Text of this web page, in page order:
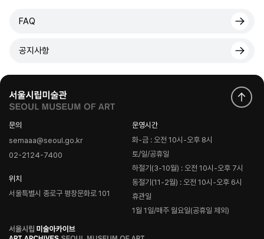
FAQ
공지사항
문의
semaaa@seoul.go.kr
02-2124-7400
위치
서울특별시 종로구 평창문화로 101
운영시간
화-금 : 오전 10시-오후 8시
토/일/공휴일
하절기(3-10월) : 오전 10시-오후 7시
동절기(11-2월) : 오전 10시-오후 6시
휴관일
1월 1일/매주 월요일(공휴일 제외)
로
고